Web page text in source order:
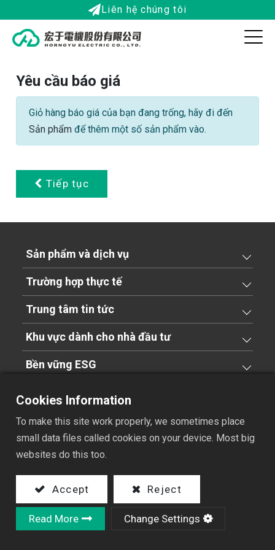
Liên hệ chúng tôi
Yêu cầu báo giá
Giỏ hàng báo giá của bạn đang trống, hãy đi đến
Sản phẩm để thêm một số sản phẩm vào.
Tiếp tục
Sản phẩm và dịch vụ
Trường hợp thực tế
Trung tâm tin tức
Khu vực dành cho nhà đầu tư
Bền vững ESG
Về Hồng Vu
Cookies Information
To make this site work properly, we sometimes place
small data files called cookies on your device. Most big
websites do this too.
Accept Reject
Read More Change Settings